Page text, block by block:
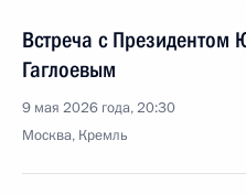
Встреча с
Гаглоевым
9 мая 2026 года, 20:30
Москва, Кремль